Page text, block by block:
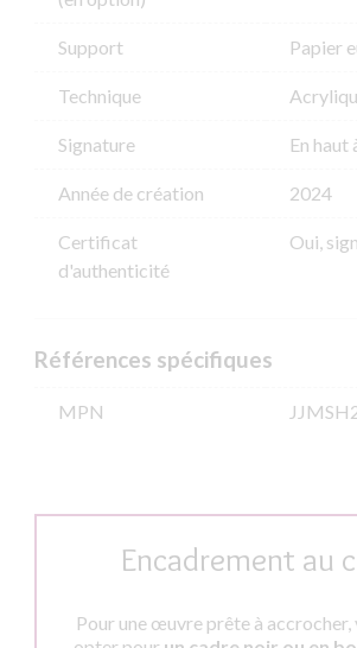
Support Papier
Technique
Signature En haut
Année de création 2024
Certificat
d'authenticité
Oui,
Références spécifiques
MPN
Encadrement au
Pour une œuvre prête à accrocher,